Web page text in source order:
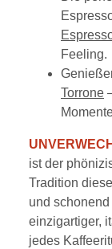
Feeling.
Torrone
ist der
Tradition
und
einzigartiger,
jedes